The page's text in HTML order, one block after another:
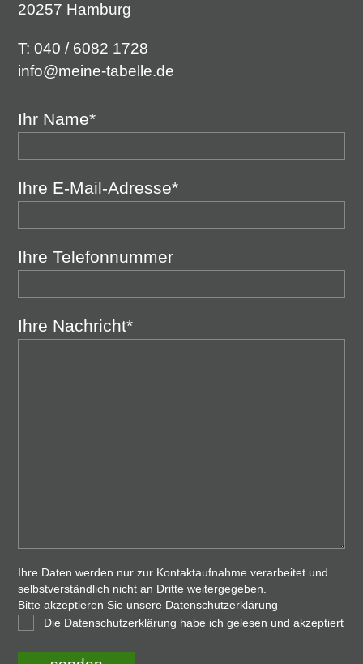
20257 Hamburg
T: 040 / 6082 1728
info@meine-tabelle.de
Ihr Name*
Ihre E-Mail-Adresse*
Ihre Telefonnummer
Ihre Nachricht*
Ihre Daten werden nur zur Kontaktaufnahme verarbeitet und
selbstverständlich nicht an Dritte weitergegeben.
Bitte akzeptieren Sie unsere Datenschutzerklärung
Die Datenschutzerklärung habe ich gelesen und akzeptiert